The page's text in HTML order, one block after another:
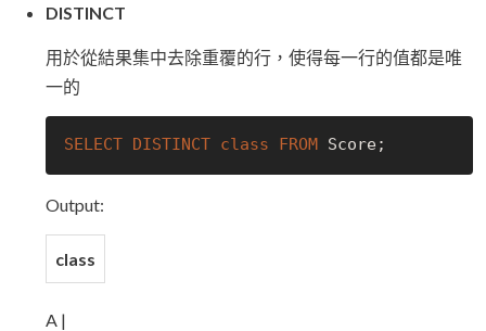
DISTINCT
用於從結果集中去除重覆的行，使得每一行的值都是唯
一的
SELECT DISTINCT class FROM
Output:
class
A |